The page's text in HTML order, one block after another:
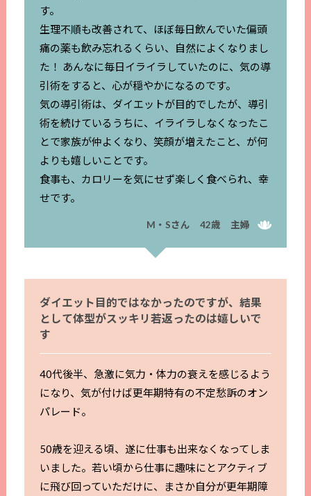
す。
生理不順も改善されて、ほぼ毎日飲んでいた偏頭
痛の薬も飲み忘れるくらい、自然によくなりまし
た！ あんなに毎日イライラしていたのに、気の導
引術をすると、心が穏やかになるのです。
気の導引術は、ダイエットが目的でしたが、導引
術を続けているうちに、イライラしなくなったこ
とで家族が仲よくなり、笑顔が増えたこと、が何
よりも嬉しいことです。
食事も、カロリーを気にせず楽しく食べられ、幸
せです。
M・Sさん 42歳 主婦
ダイエット目的ではなかったのですが、結果
として体型がスッキリ若返ったのは嬉しいで
す
40代後半、急激に気力・体力の衰えを感じるよう
になり、気が付けば更年期特有の不定愁訴のオン
パレード。
50歳を迎える頃、遂に仕事も出来なくなってしま
いました。若い頃から仕事に趣味にとアクティブ
に飛び回っていただけに、まさか自分が更年期障